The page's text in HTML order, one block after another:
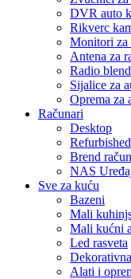
DVR auto
Rikverc
Monitori za
Antena za
Radio
Sijalice za
Oprema za
Računari
Desktop
Brend
NAS
Sve za kuću
Bazeni
Mali
Mali kućni
Led rasveta
Alati i